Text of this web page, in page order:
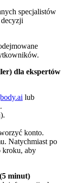
specjalistów
dla ekspertów
lub
konto.
Natychmiast po
kroku, aby
minut)